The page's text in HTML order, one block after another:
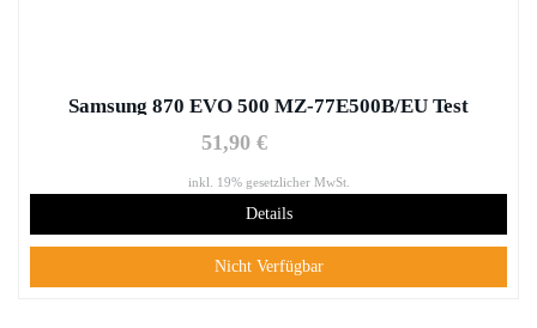
Samsung 870 EVO 500 MZ-77E500B/EU Test
51,90 €
inkl. 19% gesetzlicher MwSt.
Details
Nicht Verfügbar